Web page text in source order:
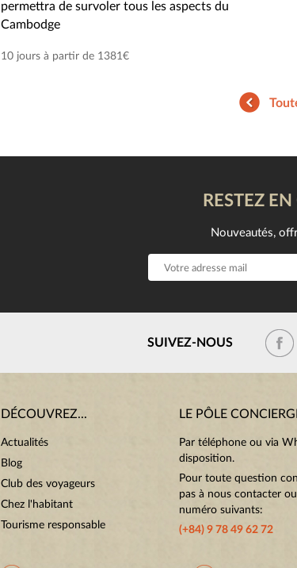
permettra de survoler tous les aspects du
Cambodge
10 jours à partir de 1381€
RESTEZ
Nouveautés,
SUIVEZ-NOUS
DÉCOUVREZ...
Actualités
Blog
Club des voyageurs
Chez l'habitant
Tourisme responsable
LE PÔLE
Par téléphone ou via
disposition.
Pour toute question
pas à nous contacter
numéro suivants:
(+84) 9 78 49 62 72